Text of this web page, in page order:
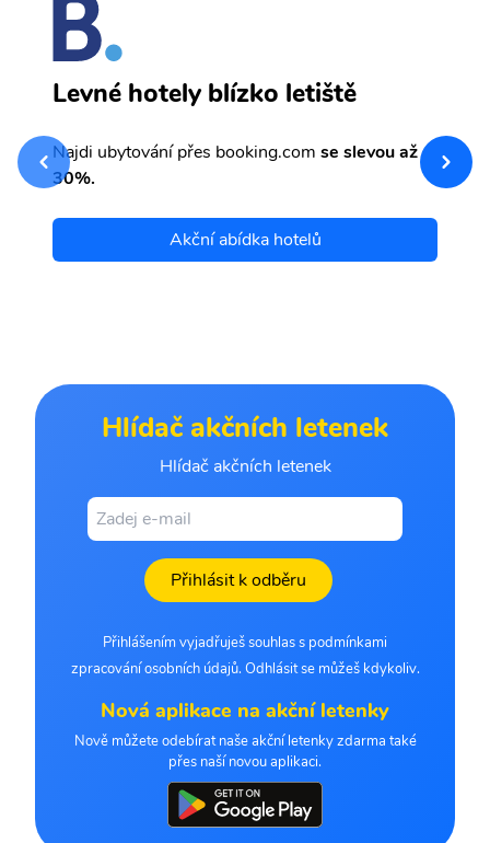
Levné hotely blízko letiště
Najdi ubytování přes booking.com se slevou až
30%.
Akční abídka hotelů
Hlídač akčních letenek
Hlídač akčních letenek
Přihlásit k odběru
Přihlášením vyjadřuješ souhlas s podmínkami
zpracování osobních údajů. Odhlásit se můžeš kdykoliv.
Nová aplikace na akční letenky
Nově můžete odebírat naše akční letenky zdarma také
přes naší novou aplikaci.